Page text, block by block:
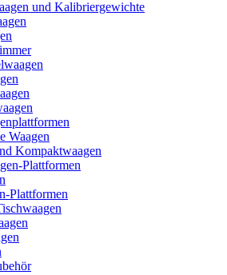
und Kalibriergewichte
Waagen
Kompaktwaagen
Plattformen
Plattformen